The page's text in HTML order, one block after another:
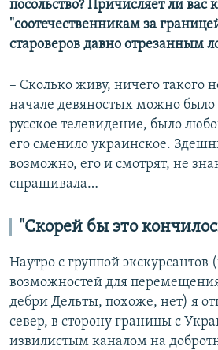
посольство? Причисляет ли вас к
"соотечественникам за
староверов давно отрезанным
– Сколько живу, ничего такого
начале девяностых можно было
русское телевидение, было
его сменило украинское.
возможно, его и смотрят, не
спрашивала…
"Скорей бы это
Наутро с группой экскурсантов
возможностей для
дебри Дельты, похоже, нет) я
север, в сторону границы с
извилистым каналом на